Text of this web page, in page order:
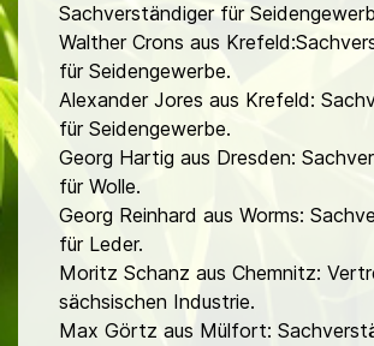
Sachverständiger für
Walther Crons aus
für Seidengewerbe.
Alexander Jores aus Krefeld:
für Seidengewerbe.
Georg Hartig aus Dresden:
für Wolle.
Georg Reinhard aus Worms:
für Leder.
Moritz Schanz aus Chemnitz:
sächsischen Industrie.
Max Görtz aus Mülfort: